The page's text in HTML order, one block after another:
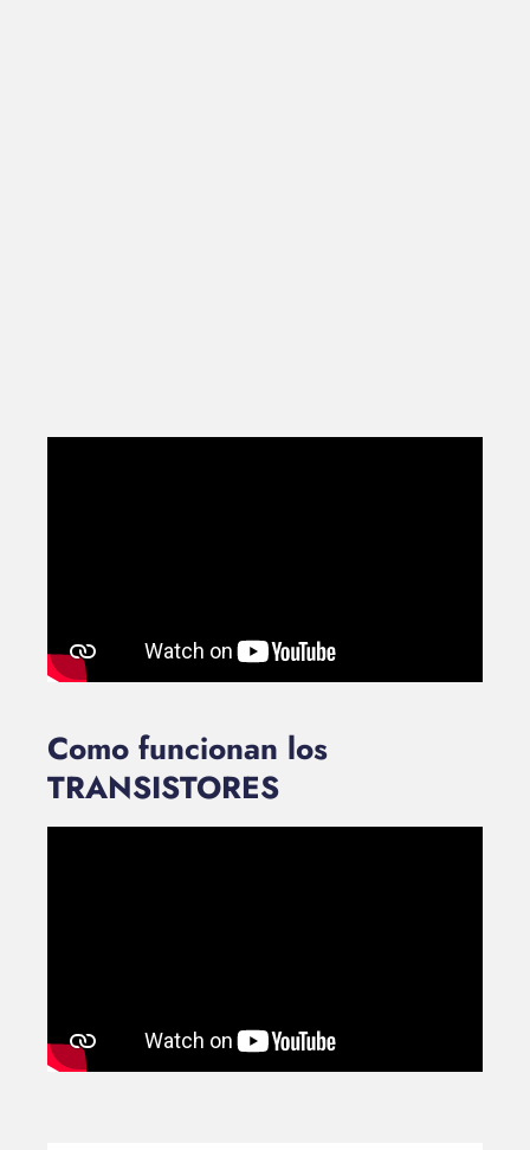
Como funcionan los
TRANSISTORES